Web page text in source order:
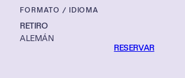
FORMATO / IDIOMA
RETIRO
ALEMÁN
RESERVAR